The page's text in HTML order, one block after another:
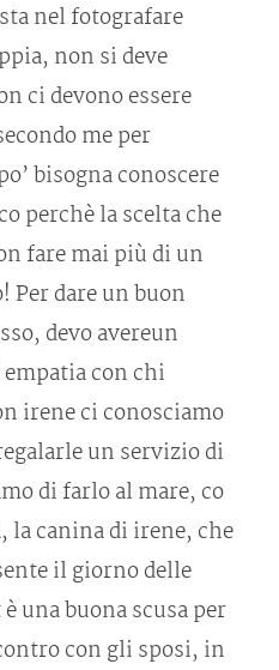
nel fotografare
non si deve
ci devono essere
me per
bisogna conoscere
perchè la scelta che
fare mai più di un
dare un buon
devo avereun
con chi
irene ci conosciamo
un servizio di
di farlo al mare, co
la canina di irene, che
il giorno delle
una buona scusa per
con gli sposi, in